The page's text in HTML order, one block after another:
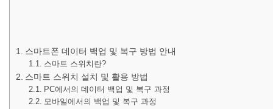
스마트폰 데이터 백업 및 복구 방법 안내
스마트 스위치란?
스마트 스위치 설치 및 활용 방법
PC에서의 데이터 백업 및 복구 과정
모바일에서의 백업 및 복구 과정